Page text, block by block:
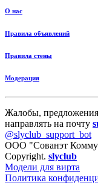
О нас
Правила объявлений
Правила стены
Модерация
Жалобы,
направлять на почту
@slyclub_support_bot
ООО "Сованэт
Copyright. slyclub
Модели для вирта
Политика